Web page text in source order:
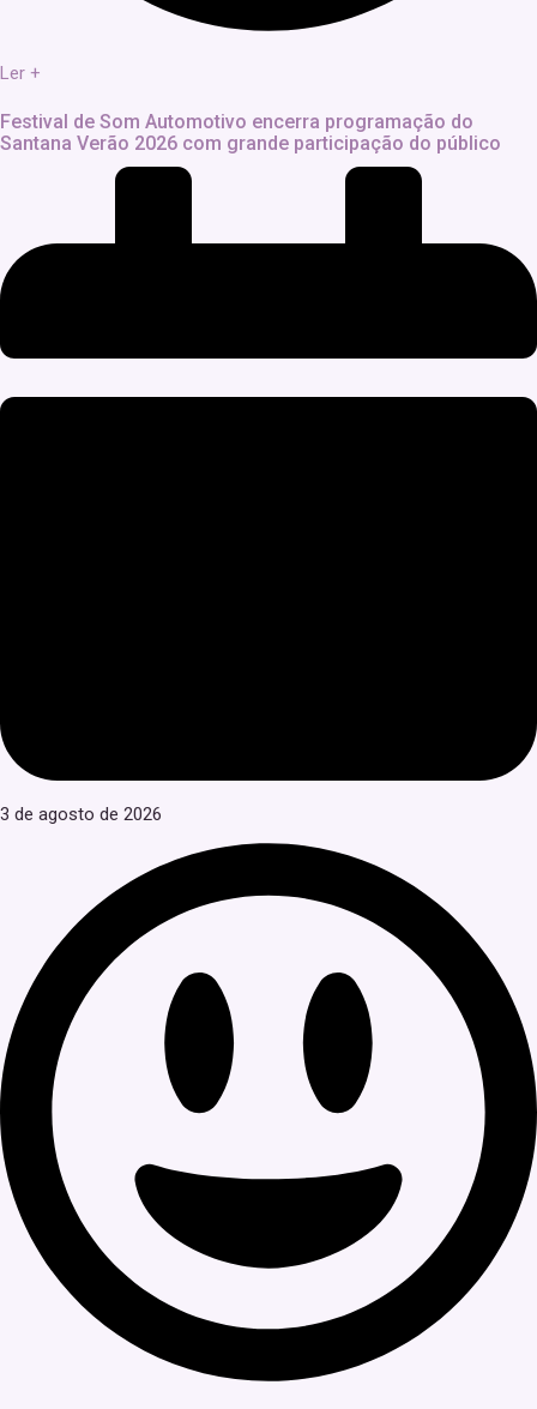
Ler +
Festival de Som Automotivo encerra programação do
Santana Verão 2026 com grande participação do público
3 de agosto de 2026